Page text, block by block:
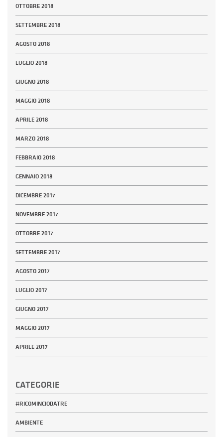
OTTOBRE 2018
SETTEMBRE 2018
AGOSTO 2018
LUGLIO 2018
GIUGNO 2018
MAGGIO 2018
APRILE 2018
MARZO 2018
FEBBRAIO 2018
GENNAIO 2018
DICEMBRE 2017
NOVEMBRE 2017
OTTOBRE 2017
SETTEMBRE 2017
AGOSTO 2017
LUGLIO 2017
GIUGNO 2017
MAGGIO 2017
APRILE 2017
CATEGORIE
#RICOMINCIODATRE
AMBIENTE